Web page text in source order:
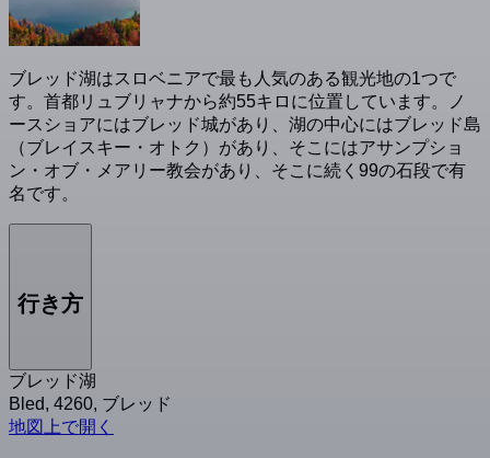
ブレッド湖はスロベニアで最も人気のある観光地の1つで
す。首都リュブリャナから約55キロに位置しています。ノ
ースショアにはブレッド城があり、湖の中心にはブレッド島
（ブレイスキー・オトク）があり、そこにはアサンプショ
ン・オブ・メアリー教会があり、そこに続く99の石段で有
名です。
行き方
ブレッド湖
Bled, 4260, ブレッド
地図上で開く